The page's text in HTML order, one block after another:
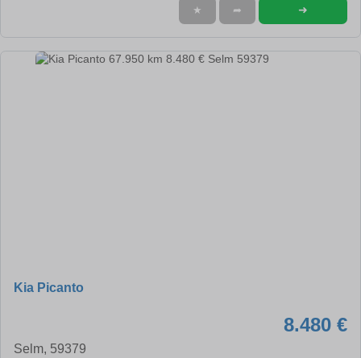
★ ➦ ➜
Kia Picanto
8.480 €
Selm, 59379